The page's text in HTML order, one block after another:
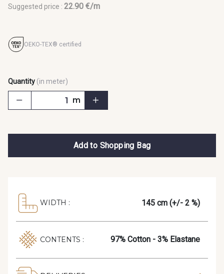
Suggested price : 22.90 €/m
OEKO-TEX® certified
Quantity (in meter)
m
Add to Shopping Bag
WIDTH : 145 cm (+/- 2 %)
CONTENTS : 97% Cotton - 3% Elastane